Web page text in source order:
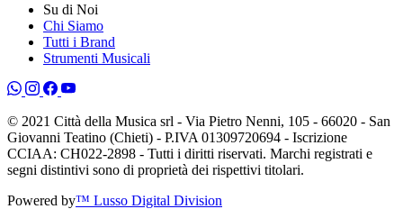
Su di Noi
Chi Siamo
Tutti i Brand
Strumenti Musicali
© 2021 Città della Musica srl - Via Pietro Nenni, 105 - 66020 - San
Giovanni Teatino (Chieti) - P.IVA 01309720694 - Iscrizione
CCIAA: CH022-2898 - Tutti i diritti riservati. Marchi registrati e
segni distintivi sono di proprietà dei rispettivi titolari.
Powered by™ Lusso Digital Division